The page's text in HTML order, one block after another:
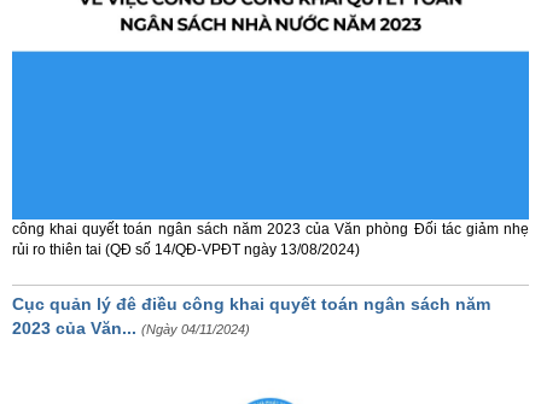
công khai quyết toán ngân sách năm 2023 của Văn phòng Đối tác giảm nhẹ
rủi ro thiên tai (QĐ số 14/QĐ-VPĐT ngày 13/08/2024)
Cục quản lý đê điều công khai quyết toán ngân sách năm
2023 của Văn... (Ngày 04/11/2024)